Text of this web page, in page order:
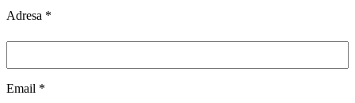
Adresa *
Email *